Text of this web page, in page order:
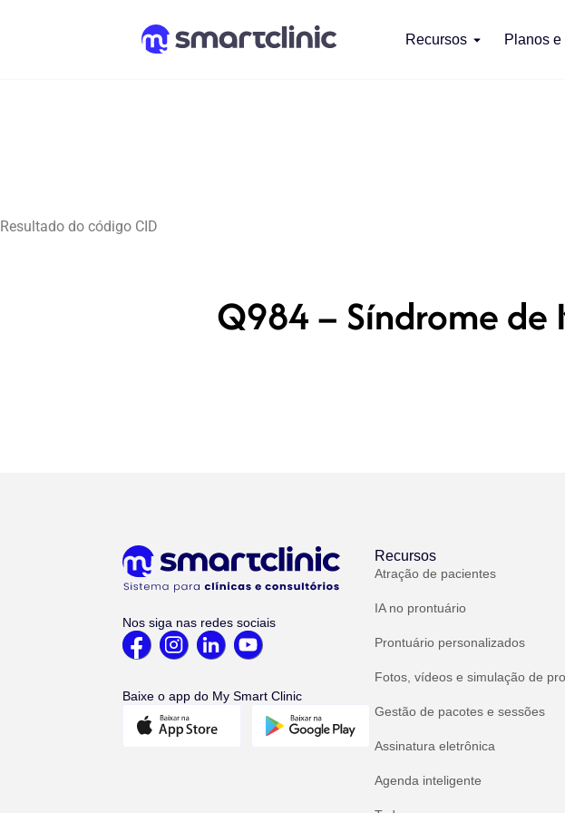
Recursos Planos e
Resultado do código CID
Q984 – Síndrome
Nos siga nas redes sociais
Baixe o app do My Smart Clinic
Recursos
Atração de pacientes
IA no prontuário
Prontuário personalizados
Fotos, vídeos e simulação de
Gestão de pacotes e sessões
Assinatura eletrônica
Agenda inteligente